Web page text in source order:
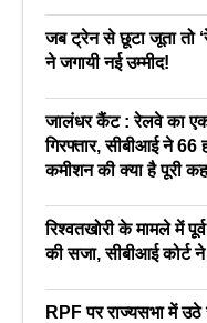
जब ट्रेन से छूटा जूता तो
ने जगायी नई उम्मीद!
जालंधर कैंट : रेलवे का
गिरफ्तार, सीबीआई ने 66
कमीशन की क्या है पूरी
रिश्वतखोरी के मामले में
की सजा, सीबीआई कोर्ट
RPF पर राज्यसभा में